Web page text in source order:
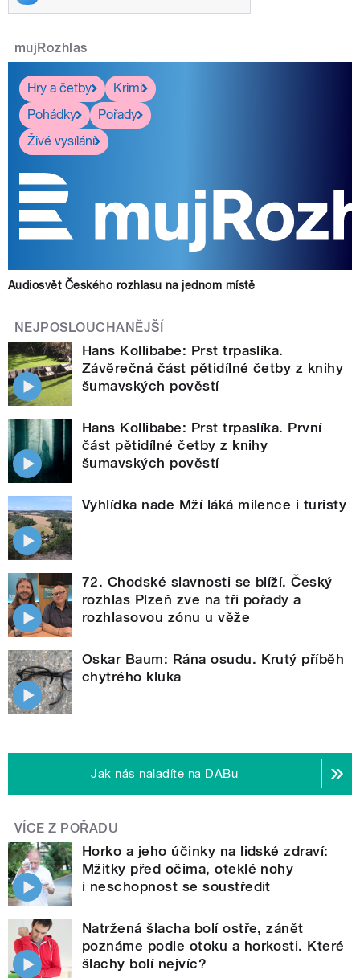
mujRozhlas
Hry a četby
Krimi
Pohádky
Pořady
Živé vysílání
Audiosvět Českého rozhlasu na jednom místě
NEJPOSLOUCHANĚJŠÍ
Hans Kollibabe: Prst trpaslíka.
Závěrečná část pětidílné četby z knihy
šumavských pověstí
Hans Kollibabe: Prst trpaslíka. První
část pětidílné četby z knihy
šumavských pověstí
Vyhlídka nade Mží láká milence i turisty
72. Chodské slavnosti se blíží. Český
rozhlas Plzeň zve na tři pořady a
rozhlasovou zónu u věže
Oskar Baum: Rána osudu. Krutý příběh
chytrého kluka
Jak nás naladíte na DABu
VÍCE Z POŘADU
Horko a jeho účinky na lidské zdraví:
Mžitky před očima, oteklé nohy
i neschopnost se soustředit
Natržená šlacha bolí ostře, zánět
poznáme podle otoku a horkosti. Které
šlachy bolí nejvíc?